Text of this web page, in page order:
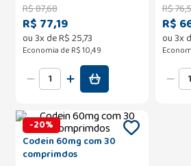
R$87,68
R$ 77,19
ou3x deR$25,73
Economia de R$ 10,49
R$76,
R$
ou3x
-20%
Codein 60mg com 30
comprimdos